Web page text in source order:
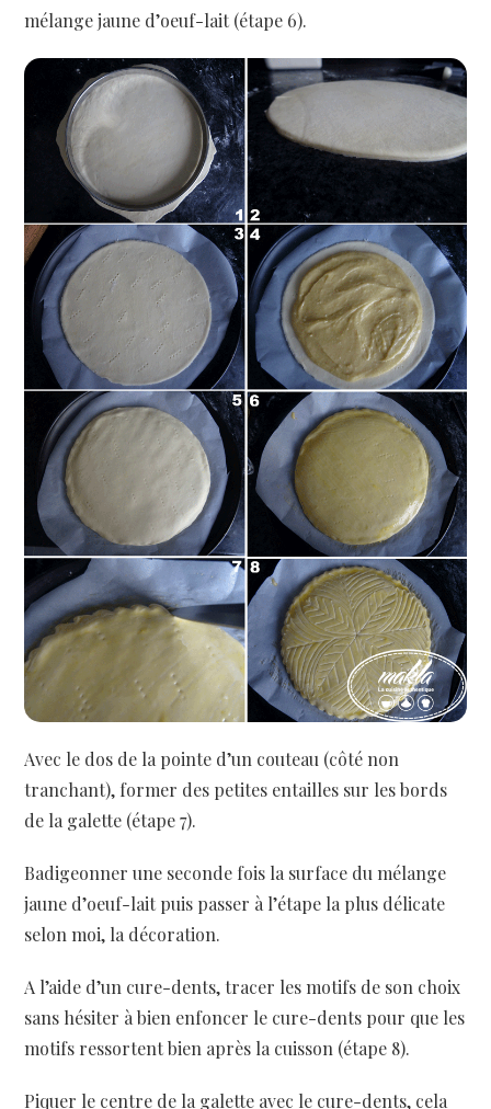
mélange jaune d’oeuf-lait (étape 6).
Avec le dos de la pointe d’un couteau (côté non
tranchant), former des petites entailles sur les bords
de la galette (étape 7).
Badigeonner une seconde fois la surface du mélange
jaune d’oeuf-lait puis passer à l’étape la plus délicate
selon moi, la décoration.
A l’aide d’un cure-dents, tracer les motifs de son choix
sans hésiter à bien enfoncer le cure-dents pour que les
motifs ressortent bien après la cuisson (étape 8).
Piquer le centre de la galette avec le cure-dents, cela